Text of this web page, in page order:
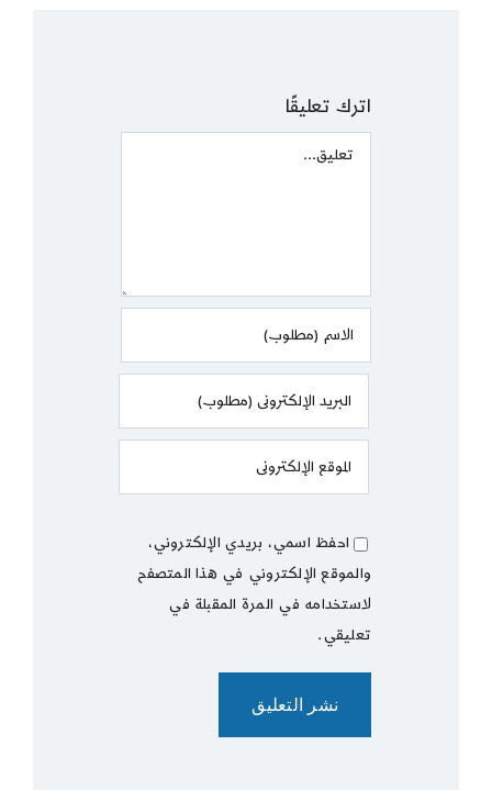
اترك تعليقًا
Comment
احفظ اسمي، بريدي الإلكتروني،
والموقع الإلكتروني في هذا المتصفح
لاستخدامه في المرة المقبلة في
تعليقي.